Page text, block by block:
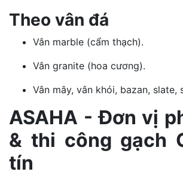
Theo vân đá
Vân marble (cẩm thạch).
Vân granite (hoa cương).
Vân mây, vân khói, bazan, slate,
ASAHA - Đơn vị
& thi công gạch
tín